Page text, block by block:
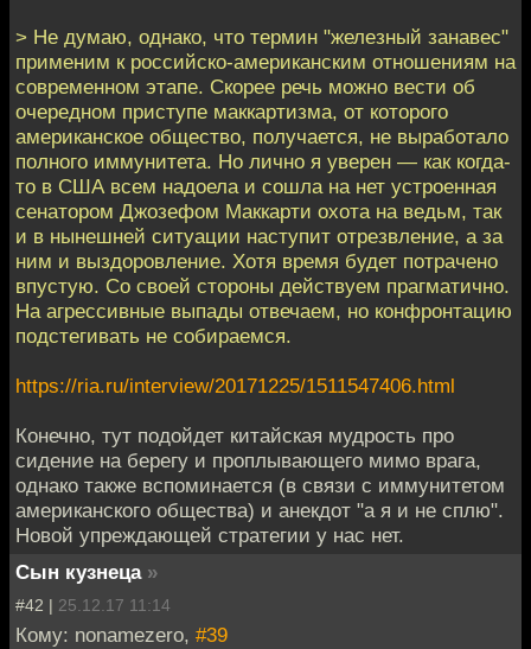
> Не думаю, однако, что термин "железный занавес"
применим к российско-американским отношениям на
современном этапе. Скорее речь можно вести об
очередном приступе маккартизма, от которого
американское общество, получается, не выработало
полного иммунитета. Но лично я уверен — как когда-
то в США всем надоела и сошла на нет устроенная
сенатором Джозефом Маккарти охота на ведьм, так
и в нынешней ситуации наступит отрезвление, а за
ним и выздоровление. Хотя время будет потрачено
впустую. Со своей стороны действуем прагматично.
На агрессивные выпады отвечаем, но конфронтацию
подстегивать не собираемся.
https://ria.ru/interview/20171225/1511547406.html
Конечно, тут подойдет китайская мудрость про
сидение на берегу и проплывающего мимо врага,
однако также вспоминается (в связи с иммунитетом
американского общества) и анекдот "а я и не сплю".
Новой упреждающей стратегии у нас нет.
Сын кузнеца »
#42 | 25.12.17 11:14
Кому: nonamezero, #39